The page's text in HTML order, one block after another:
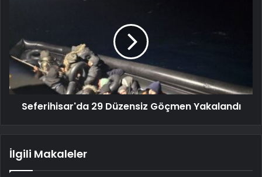
Seferihisar'da 29 Düzensiz Göçmen Yakalandı
İlgili Makaleler